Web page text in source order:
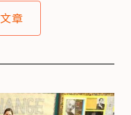
章